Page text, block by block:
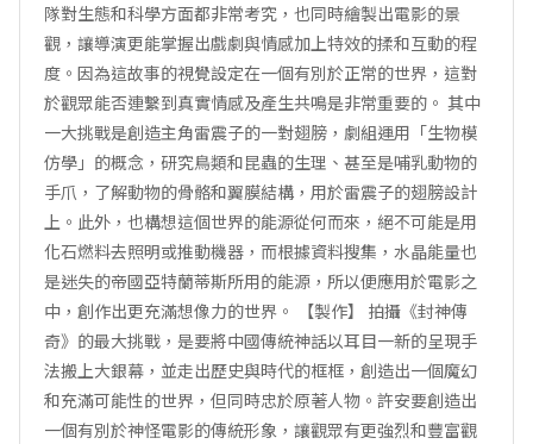
隊對生態和科學方面都非常考究，也同時繪製出電影的景
觀，讓導演更能掌握出戲劇與情感加上特效的揉和互動的程
度。因為這故事的視覺設定在一個有別於正常的世界，這對
於觀眾能否連繫到真實情感及產生共鳴是非常重要的。 其中
一大挑戰是創造主角雷震子的一對翅膀，劇組運用「生物模
仿學」的概念，研究鳥類和昆蟲的生理、甚至是哺乳動物的
手爪，了解動物的骨骼和翼膜結構，用於雷震子的翅膀設計
上。此外，也構想這個世界的能源從何而來，絕不可能是用
化石燃料去照明或推動機器，而根據資料搜集，水晶能量也
是迷失的帝國亞特蘭蒂斯所用的能源，所以便應用於電影之
中，創作出更充滿想像力的世界。 【製作】 拍攝《封神傳
奇》的最大挑戰，是要將中國傳統神話以耳目一新的呈現手
法搬上大銀幕，並走出歷史與時代的框框，創造出一個魔幻
和充滿可能性的世界，但同時忠於原著人物。許安要創造出
一個有別於神怪電影的傳統形象，讓觀眾有更強烈和豐富觀